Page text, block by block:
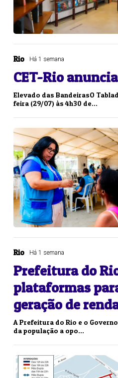
Rio Há 1 semana
CET-Rio
Elevado das BandeirasO
feira (29/07) às 4h30 de...
Rio Há 1 semana
Prefeitura do
plataformas
geração de
A Prefeitura do Rio e o
da população a opo...
3756 (07/08/26)
06 09 10 11
16 19 20 21
detalhes